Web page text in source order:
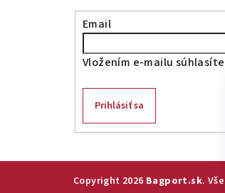
Email
Vložením e-mailu
Prihlásiť sa
Copyright 2026 Bagport.sk.